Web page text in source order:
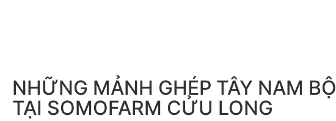
NHỮNG MẢNH GHÉP TÂY NAM BỘ
TẠI SOMOFARM CỬU LONG